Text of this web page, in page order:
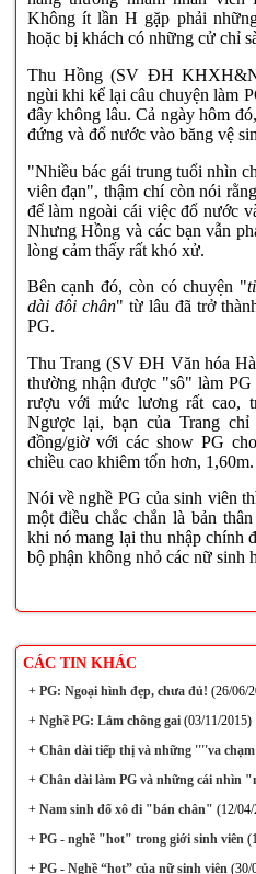
Không ít lần H gặp phải
hoặc bị khách có những cử chỉ
Thu Hồng (SV ĐH
ngùi khi kể lại câu chuyện làm
đây không lâu. Cả ngày hôm
đứng và đổ nước vào băng vệ
"Nhiều bác gái trung tuổi nhìn
viên đạn", thậm chí còn nói
để làm ngoài cái việc đổ nước
Nhưng Hồng và các bạn vẫn
lòng cảm thấy rất khó xử.
Bên cạnh đó, còn có chuyện "
dài đôi chân" từ lâu đã trở
PG.
Thu Trang (SV ĐH Văn hóa
thường nhận được "sô" làm
rượu với mức lương rất cao,
Ngược lại, bạn của Trang
đồng/giờ với các show PG
chiều cao khiêm tốn hơn, 1,60m.
Nói về nghề PG của sinh viên
một điều chắc chắn là bản
khi nó mang lại thu nhập chính
bộ phận không nhỏ các nữ sinh
CÁC TIN KHÁC
+PG: Ngoại hình đẹp, chưa đủ! (26/06/
+Nghề PG: Lắm chông gai(03/11/2015)
+Chân dài tiếp thị và những ''''va
+Chân dài làm PG và những cái nhìn
+Nam sinh đổ xô đi "bán chân" (12/
+PG - nghề "hot" trong giới sinh viên
+PG - Nghề “hot” của nữ sinh viên(30/